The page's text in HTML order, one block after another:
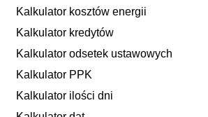
Kalkulator kosztów energii
Kalkulator kredytów
Kalkulator odsetek ustawowych
Kalkulator PPK
Kalkulator ilości dni